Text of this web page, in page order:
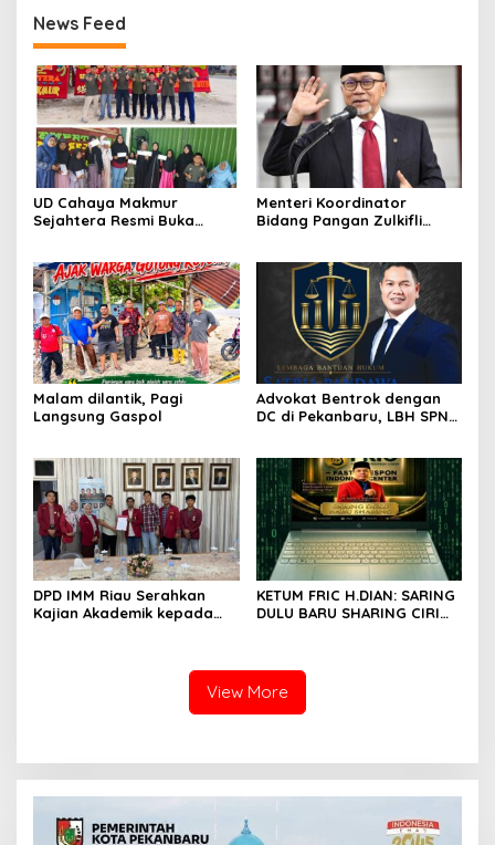
News Feed
UD Cahaya Makmur
Sejahtera Resmi Buka
Menteri Koordinator
Bidang Pangan Zulkifli
Pemerintahan Presiden RI
H. Prabowo Subianto
Malam dilantik, Pagi
Langsung Gaspol
Advokat Bentrok dengan
DC di Pekanbaru, LBH SPN
DPD IMM Riau Serahkan
Kajian Akademik kepada
KETUM FRIC H.DIAN: SARING
DULU BARU SHARING CIRI
View More